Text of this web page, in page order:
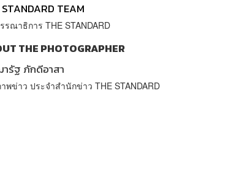
TEAM
รณาธิการ THE STANDARD
THE PHOTOGRAPHER
รัฐ ภักดีอาสา
พข่าว ประจำสำนักข่าว THE STANDARD